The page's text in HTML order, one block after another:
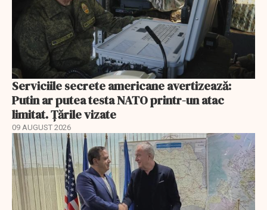
Serviciile secrete americane avertizează:
Putin ar putea testa NATO printr-un atac
limitat. Țările vizate
09 AUGUST 2026